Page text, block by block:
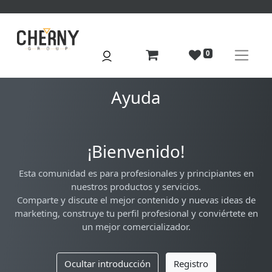
0
Ayuda
¡Bienvenido!
Esta comunidad es para profesionales y principiantes en
nuestros productos y servicios.
Comparte y discute el mejor contenido y nuevas ideas de
marketing, construye tu perfil profesional y conviértete en
un mejor comercializador.
Ocultar introducción Registro